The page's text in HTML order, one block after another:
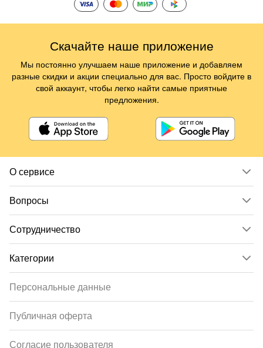
О сервисе
Вопросы
Сотрудничество
Категории
Персональные данные
Публичная оферта
Согласие пользователя
Скачайте наше приложение
Мы постоянно улучшаем наше приложение и добавляем
разные скидки и акции специально для вас. Просто войдите в
свой аккаунт, чтобы легко найти самые приятные
предложения.